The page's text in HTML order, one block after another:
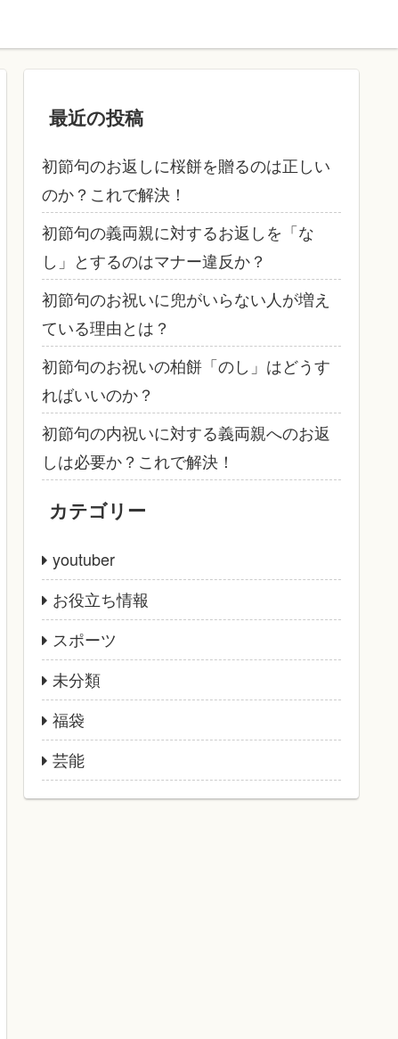
最近の投稿
初節句のお返しに桜餅を贈るのは正しい
のか？これで解決！
初節句の義両親に対するお返しを「な
し」とするのはマナー違反か？
初節句のお祝いに兜がいらない人が増え
ている理由とは？
初節句のお祝いの柏餅「のし」はどうす
ればいいのか？
初節句の内祝いに対する義両親へのお返
しは必要か？これで解決！
カテゴリー
youtuber
お役立ち情報
スポーツ
未分類
福袋
芸能